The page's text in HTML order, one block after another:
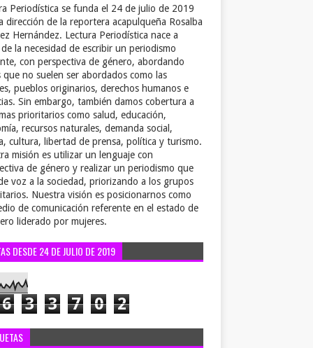
Periodística se funda el 24 de julio de 2019
dirección de la reportera acapulqueña Rosalba
Hernández. Lectura Periodística nace a
la necesidad de escribir un periodismo
con perspectiva de género, abordando
que no suelen ser abordados como las
pueblos originarios, derechos humanos e
Sin embargo, también damos cobertura a
prioritarios como salud, educación,
recursos naturales, demanda social,
cultura, libertad de prensa, política y turismo.
misión es utilizar un lenguaje con
de género y realizar un periodismo que
voz a la sociedad, priorizando a los grupos
Nuestra visión es posicionarnos como
de comunicación referente en el estado de
liderado por mujeres.
DESDE 24 DE JULIO DE 2019
6 3 3 7 0 2